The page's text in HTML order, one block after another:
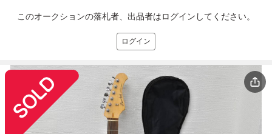
このオークションの落札者、出品者はログインしてください。
ログイン